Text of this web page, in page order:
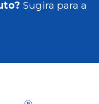
Sugira para a